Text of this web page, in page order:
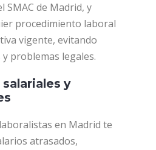
SMAC de Madrid, y
procedimiento laboral
vigente, evitando
problemas legales.
y
en Madrid te
atrasados,